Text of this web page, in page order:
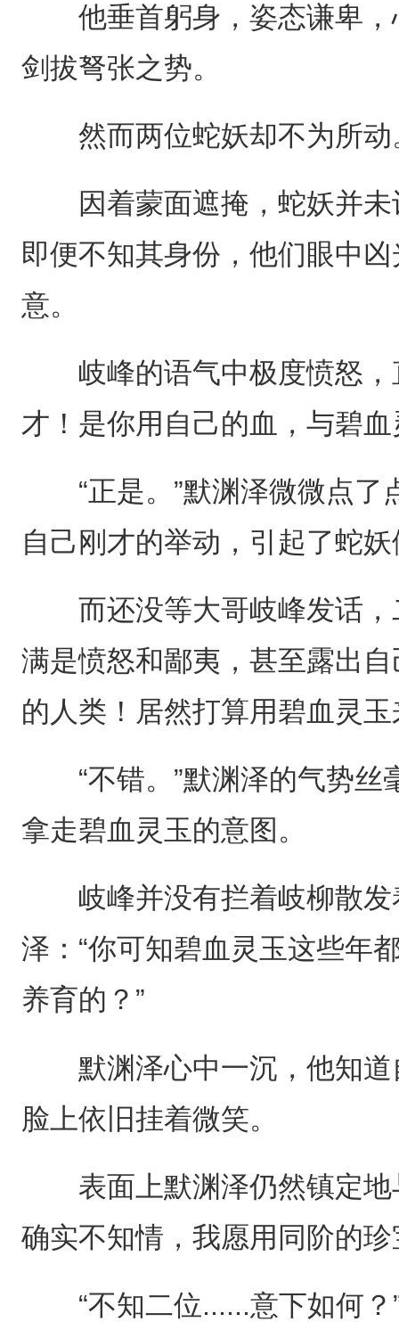
他垂首躬身，姿态谦卑，
剑拔弩张之势。
然而两位蛇妖却不为所动
因着蒙面遮掩，蛇妖并未
即便不知其身份，他们眼中
意。
岐峰的语气中极度愤怒，
才！是你用自己的血，与碧血
“正是。”默渊泽微微点了
自己刚才的举动，引起了蛇
而还没等大哥岐峰发话，
满是愤怒和鄙夷，甚至露出
的人类！居然打算用碧血灵
“不错。”默渊泽的气势丝
拿走碧血灵玉的意图。
岐峰并没有拦着岐柳散发
泽：“你可知碧血灵玉这些年
养育的？”
默渊泽心中一沉，他知道
脸上依旧挂着微笑。
表面上默渊泽仍然镇定地
确实不知情，我愿用同阶的珍
“不知二位......意下如何？